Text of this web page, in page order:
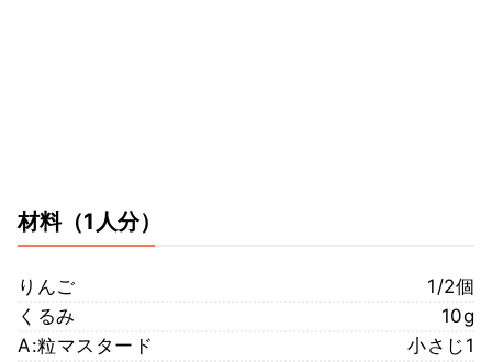
材料（1人分）
りんご
1/2個
くるみ
10g
A:粒マスタード
小さじ1